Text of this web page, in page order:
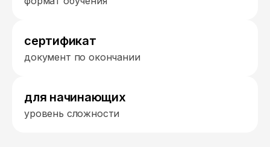
сертификат
документ по окончании
для начинающих
уровень сложности